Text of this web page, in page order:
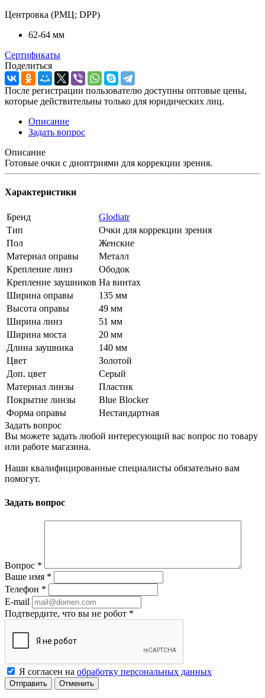
Центровка (РМЦ; DPP)
62-64 мм
Сертификаты
Поделиться
После регистрации пользователю доступны оптовые цены,
которые действительны только для юридических лиц.
Описание
Задать вопрос
Описание
Готовые очки с диоптриями для коррекции зрения.
Характеристики
Бренд
Glodiatr
Тип
Очки для коррекции зрения
Пол
Женские
Материал оправы
Металл
Крепление линз
Ободок
Крепление заушников На винтах
Ширина оправы
135 мм
Высота оправы
49 мм
Ширина линз
51 мм
Ширина моста
20 мм
Длина заушника
140 мм
Цвет
Золотой
Доп. цвет
Серый
Материал линзы
Пластик
Покрытие линзы
Blue Blocker
Форма оправы
Нестандартная
Задать вопрос
Вы можете задать любой интересующий вас вопрос по товару
или работе магазина.
Наши квалифицированные специалисты обязательно вам
помогут.
Задать вопрос
Вопрос *
Ваше имя *
Телефон *
E-mail
Подтвердите, что вы не робот *
Я согласен на обработку персональных данных
Отменить